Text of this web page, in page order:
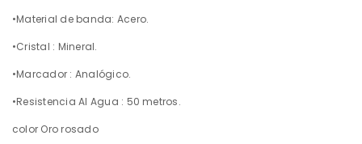
•Material de banda: Acero.
•Cristal : Mineral.
•Marcador : Analógico.
•Resistencia Al Agua : 50 metros.
color Oro rosado